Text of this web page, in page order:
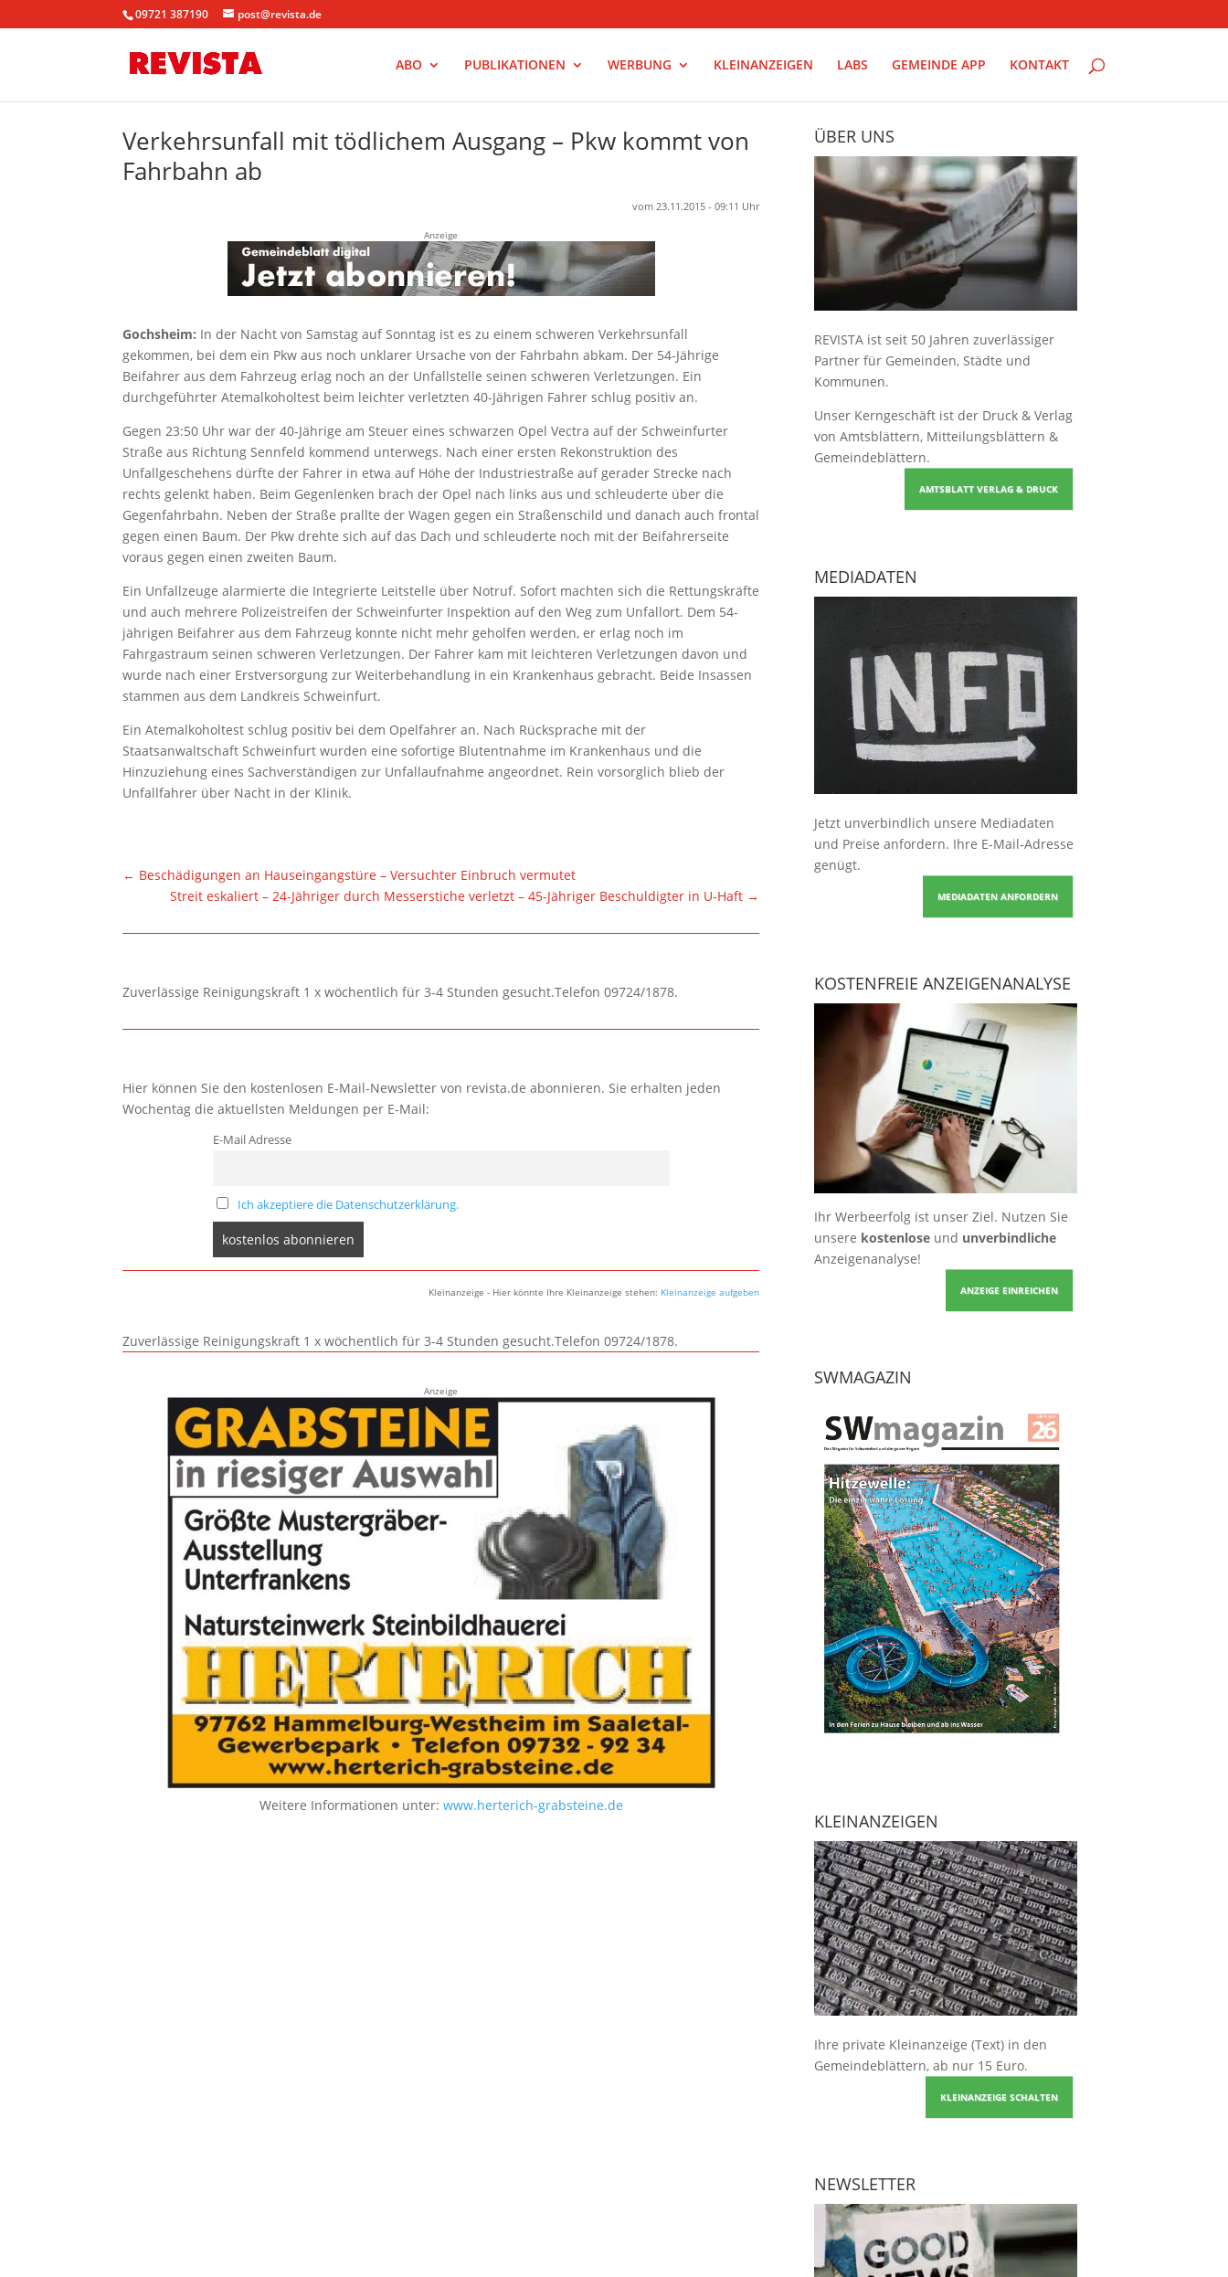
09721 387190 post@revista.de
ABO PUBLIKATIONEN WERBUNG KLEINANZEIGEN LABS GEMEINDE APP KONTAKT
Verkehrsunfall mit tödlichem Ausgang – Pkw kommt von
Fahrbahn ab
vom 23.11.2015 - 09:11 Uhr
Anzeige
Gochsheim: In der Nacht von Samstag auf Sonntag ist es zu einem schweren Verkehrsunfall
gekommen, bei dem ein Pkw aus noch unklarer Ursache von der Fahrbahn abkam. Der 54-Jährige
Beifahrer aus dem Fahrzeug erlag noch an der Unfallstelle seinen schweren Verletzungen. Ein
durchgeführter Atemalkoholtest beim leichter verletzten 40-Jährigen Fahrer schlug positiv an.
Gegen 23:50 Uhr war der 40-Jährige am Steuer eines schwarzen Opel Vectra auf der Schweinfurter
Straße aus Richtung Sennfeld kommend unterwegs. Nach einer ersten Rekonstruktion des
Unfallgeschehens dürfte der Fahrer in etwa auf Höhe der Industriestraße auf gerader Strecke nach
rechts gelenkt haben. Beim Gegenlenken brach der Opel nach links aus und schleuderte über die
Gegenfahrbahn. Neben der Straße prallte der Wagen gegen ein Straßenschild und danach auch frontal
gegen einen Baum. Der Pkw drehte sich auf das Dach und schleuderte noch mit der Beifahrerseite
voraus gegen einen zweiten Baum.
Ein Unfallzeuge alarmierte die Integrierte Leitstelle über Notruf. Sofort machten sich die Rettungskräfte
und auch mehrere Polizeistreifen der Schweinfurter Inspektion auf den Weg zum Unfallort. Dem 54-
jährigen Beifahrer aus dem Fahrzeug konnte nicht mehr geholfen werden, er erlag noch im
Fahrgastraum seinen schweren Verletzungen. Der Fahrer kam mit leichteren Verletzungen davon und
wurde nach einer Erstversorgung zur Weiterbehandlung in ein Krankenhaus gebracht. Beide Insassen
stammen aus dem Landkreis Schweinfurt.
Ein Atemalkoholtest schlug positiv bei dem Opelfahrer an. Nach Rücksprache mit der
Staatsanwaltschaft Schweinfurt wurden eine sofortige Blutentnahme im Krankenhaus und die
Hinzuziehung eines Sachverständigen zur Unfallaufnahme angeordnet. Rein vorsorglich blieb der
Unfallfahrer über Nacht in der Klinik.
← Beschädigungen an Hauseingangstüre – Versuchter Einbruch vermutet
Streit eskaliert – 24-Jähriger durch Messerstiche verletzt – 45-Jähriger Beschuldigter in U-Haft →
Zuverlässige Reinigungskraft 1 x wöchentlich für 3-4 Stunden gesucht.Telefon 09724/1878.
Hier können Sie den kostenlosen E-Mail-Newsletter von revista.de abonnieren. Sie erhalten jeden
Wochentag die aktuellsten Meldungen per E-Mail:
E-Mail Adresse
Ich akzeptiere die Datenschutzerklärung.
Kleinanzeige - Hier könnte Ihre Kleinanzeige stehen: Kleinanzeige aufgeben
Zuverlässige Reinigungskraft 1 x wöchentlich für 3-4 Stunden gesucht.Telefon 09724/1878.
Anzeige
Weitere Informationen unter: www.herterich-grabsteine.de
ÜBER UNS
REVISTA ist seit 50 Jahren zuverlässiger
Partner für Gemeinden, Städte und
Kommunen.
Unser Kerngeschäft ist der Druck & Verlag
von Amtsblättern, Mitteilungsblättern &
Gemeindeblättern.
AMTSBLATT VERLAG & DRUCK
MEDIADATEN
Jetzt unverbindlich unsere Mediadaten
und Preise anfordern. Ihre E-Mail-Adresse
genügt.
MEDIADATEN ANFORDERN
KOSTENFREIE ANZEIGENANALYSE
Ihr Werbeerfolg ist unser Ziel. Nutzen Sie
unsere kostenloseund unverbindliche
Anzeigenanalyse!
ANZEIGE EINREICHEN
SWMAGAZIN
KLEINANZEIGEN
Ihre private Kleinanzeige (Text) in den
Gemeindeblättern, ab nur 15 Euro.
KLEINANZEIGE SCHALTEN
NEWSLETTER